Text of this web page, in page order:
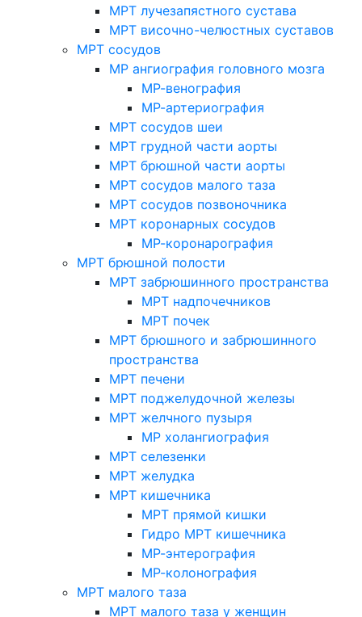
МРТ лучезапястного сустава
МРТ височно-челюстных суставов
МРТ сосудов
МР ангиография головного мозга
МР-венография
МР-артериография
МРТ сосудов шеи
МРТ грудной части аорты
МРТ брюшной части аорты
МРТ сосудов малого таза
МРТ сосудов позвоночника
МРТ коронарных сосудов
МР-коронарография
МРТ брюшной полости
МРТ забрюшинного пространства
МРТ надпочечников
МРТ почек
МРТ брюшного и забрюшинного
пространства
МРТ печени
МРТ поджелудочной железы
МРТ желчного пузыря
МР холангиография
МРТ селезенки
МРТ желудка
МРТ кишечника
МРТ прямой кишки
Гидро МРТ кишечника
МР-энтерография
МР-колонография
МРТ малого таза
МРТ малого таза у женщин